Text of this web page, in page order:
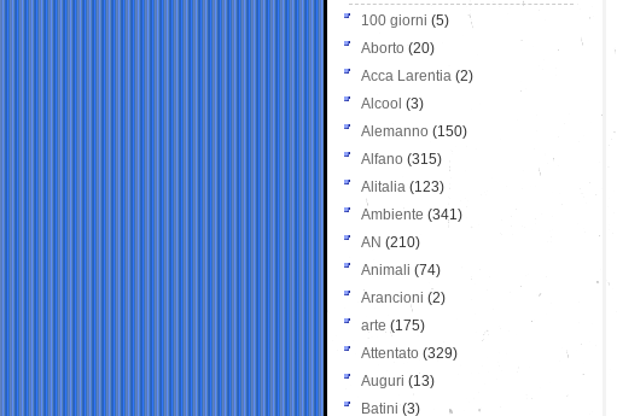
100 giorni (5)
Aborto (20)
Acca Larentia (2)
Alcool (3)
Alemanno (150)
Alfano (315)
Alitalia (123)
Ambiente (341)
AN (210)
Animali (74)
Arancioni (2)
arte (175)
Attentato (329)
Auguri (13)
Batini (3)